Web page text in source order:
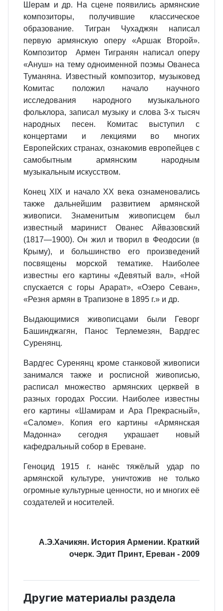
Шерам и др. На сцене появились армянские
композиторы, получившие классическое
образование. Тигран Чухаджян написал
первую армянскую оперу «Аршак Второй».
Композитор Армен Тигранян написал оперу
«Ануш» на тему одноименной поэмы Ованеса
Туманяна. Известный композитор, музыковед
Комитас положил начало научного
исследования народного музыкального
фольклора, записал музыку и слова 3-х тысяч
народных песен. Комитас выступил с
концертами и лекциями во многих
Европейских странах, ознакомив европейцев с
самобытным армянским народным
музыкальным искусством.
Конец XIX и начало XX века ознаменовались
также дальнейшим развитием армянской
живописи. Знаменитым живописцем был
известный маринист Ованес Айвазовский
(1817—1900). Он жил и творил в Феодосии (в
Крыму), и большинство его произведений
посвящены морской тематике. Наиболее
известны его картины «Девятый вал», «Ной
спускается с горы Арарат», «Озеро Севан»,
«Резня армян в Трапизоне в 1895 г.» и др.
Выдающимися живописцами были Геворг
Башинджагян, Панос Терлемезян, Вардгес
Суренянц.
Вардгес Суренянц кроме станковой живописи
занимался также и росписной живописью,
расписал множество армянских церквей в
разных городах России. Наиболее известны
его картины «Шамирам и Ара Прекрасный»,
«Саломе». Копия его картины «Армянская
Мадонна» сегодня украшает новый
кафедральный собор в Ереване.
Геноцид 1915 г. нанёс тяжёлый удар по
армянской культуре, уничтожив не только
огромные культурные ценности, но и многих её
создателей и носителей.
А.Э.Хачикян. История Армении. Краткий
очерк. Эдит Принт, Ереван - 2009
Другие материалы раздела